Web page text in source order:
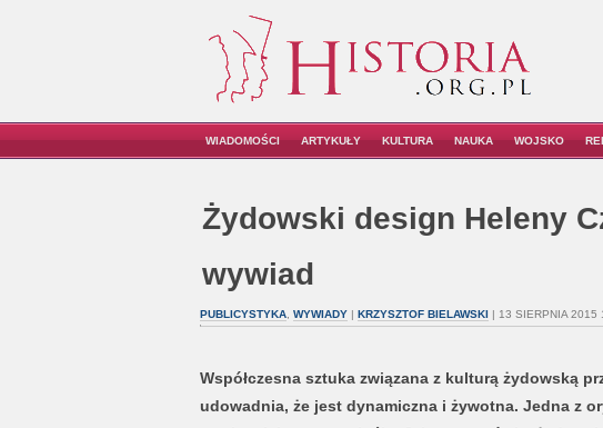
WIADOMOŚCI ARTYKUŁY KULTURA NAUKA WOJSKO
Żydowski design Heleny
wywiad
PUBLICYSTYKA, WYWIADY| KRZYSZTOF BIELAWSKI| 13 SIERPNIA 2015
Współczesna sztuka związana z kulturą żydowską
udowadnia, że jest dynamiczna i żywotna. Jedna z